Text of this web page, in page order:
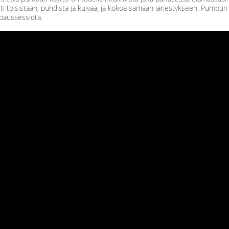
toisistaan, puhdista ja kuivaa, ja kokoa samaan järjestykseen.